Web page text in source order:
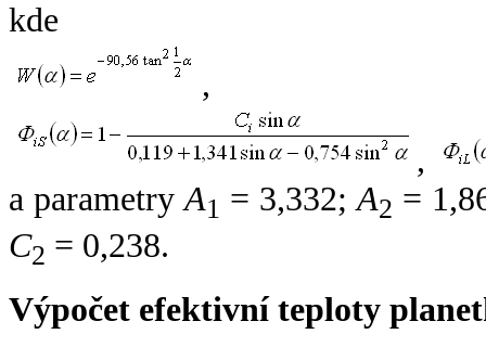
kde
,
,
a parametryA1 = 3,332;A2 =
C2 = 0,238.
Výpočet efektivní teploty